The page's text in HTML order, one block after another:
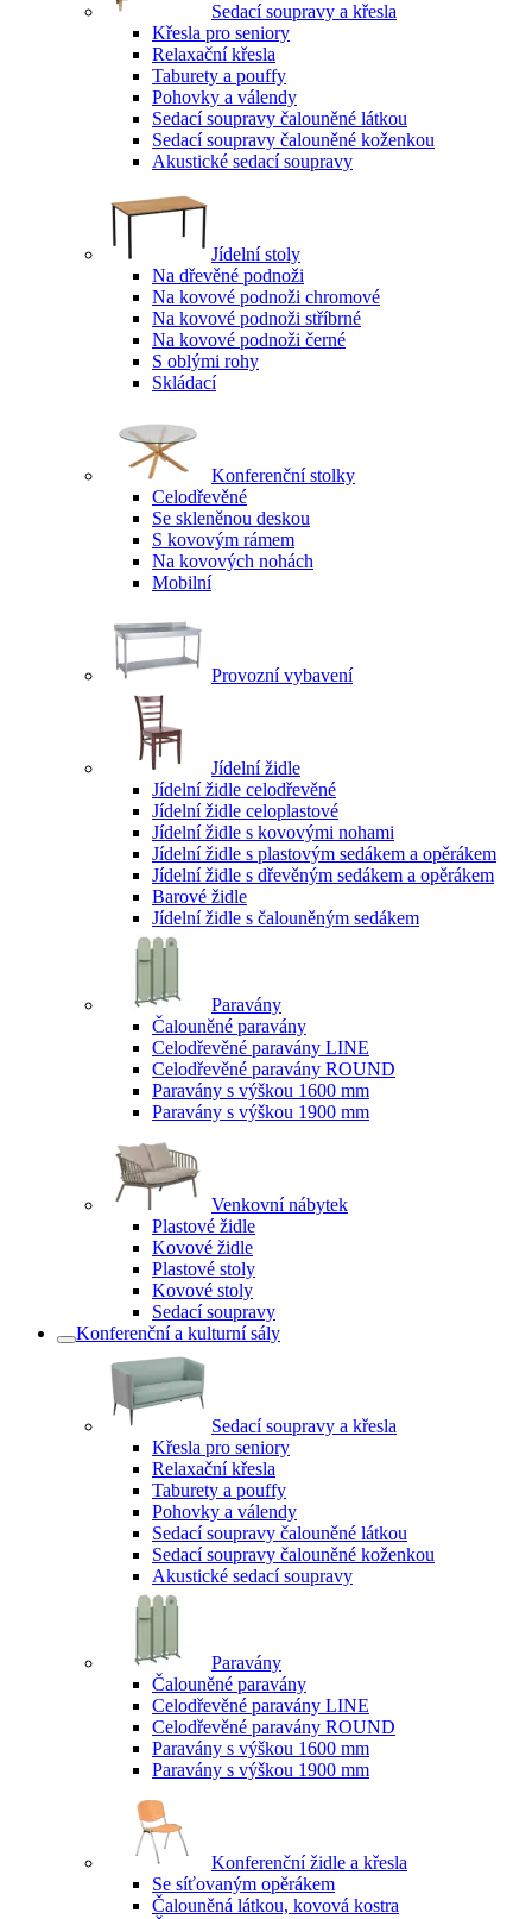
Sedací soupravy a křesla
Křesla pro seniory
Relaxační křesla
Taburety a pouffy
Pohovky a válendy
Sedací soupravy čalouněné látkou
Sedací soupravy čalouněné koženkou
Akustické sedací soupravy
Jídelní stoly
Na dřevěné podnoži
Na kovové podnoži chromové
Na kovové podnoži stříbrné
Na kovové podnoži černé
S oblými rohy
Skládací
Konferenční stolky
Celodřevěné
Se skleněnou deskou
S kovovým rámem
Na kovových nohách
Mobilní
Provozní vybavení
Jídelní židle
Jídelní židle celodřevěné
Jídelní židle celoplastové
Jídelní židle s kovovými nohami
Jídelní židle s plastovým sedákem a opěrákem
Jídelní židle s dřevěným sedákem a opěrákem
Barové židle
Jídelní židle s čalouněným sedákem
Paravány
Čalouněné paravány
Celodřevěné paravány LINE
Celodřevěné paravány ROUND
Paravány s výškou 1600 mm
Paravány s výškou 1900 mm
Venkovní nábytek
Plastové židle
Kovové židle
Plastové stoly
Kovové stoly
Sedací soupravy
Konferenční a kulturní sály
Sedací soupravy a křesla
Křesla pro seniory
Relaxační křesla
Taburety a pouffy
Pohovky a válendy
Sedací soupravy čalouněné látkou
Sedací soupravy čalouněné koženkou
Akustické sedací soupravy
Paravány
Čalouněné paravány
Celodřevěné paravány LINE
Celodřevěné paravány ROUND
Paravány s výškou 1600 mm
Paravány s výškou 1900 mm
Konferenční židle a křesla
Se síťovaným opěrákem
Čalouněná látkou, kovová kostra